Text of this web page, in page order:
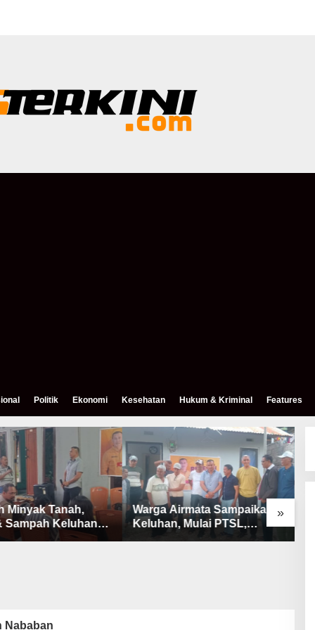
Politik Ekonomi Kesehatan Hukum & Kriminal Features
»
Minyak Tanah,
Sampah Keluhan
Airnona
Warga Airmata Sampaikan
Keluhan, Mulai PTSL,
Ketersediaan Minyak Tanah
Nababan